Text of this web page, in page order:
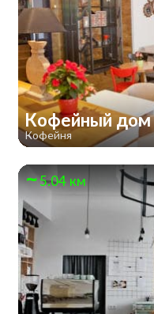
Кофейный
Кофейня
5.04 км